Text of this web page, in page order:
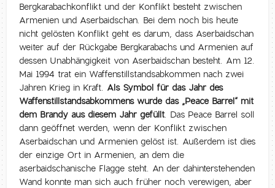
Bergkarabachkonflikt und der Konflikt besteht zwischen
Armenien und Aserbaidschan. Bei dem noch bis heute
nicht gelösten Konflikt geht es darum, dass Aserbaidschan
weiter auf der Rückgabe Bergkarabachs und Armenien auf
dessen Unabhängigkeit von Aserbaidschan besteht. Am 12.
Mai 1994 trat ein Waffenstillstandsabkommen nach zwei
Jahren Krieg in Kraft. Als Symbol für das Jahr des
Waffenstillstandsabkommens wurde das „Peace Barrel“ mit
dem Brandy aus diesem Jahr gefüllt. Das Peace Barrel soll
dann geöffnet werden, wenn der Konflikt zwischen
Aserbaidschan und Armenien gelöst ist. Außerdem ist dies
der einzige Ort in Armenien, an dem die
aserbaidschanische Flagge steht. An der dahinterstehenden
Wand konnte man sich auch früher noch verewigen, aber